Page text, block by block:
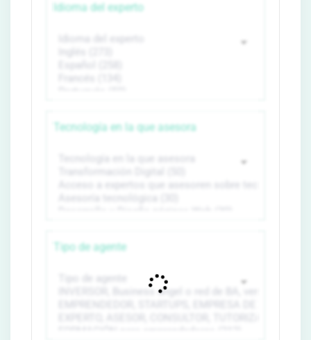
Idioma del experto
Tecnología en la que asesora
Tipo de agente